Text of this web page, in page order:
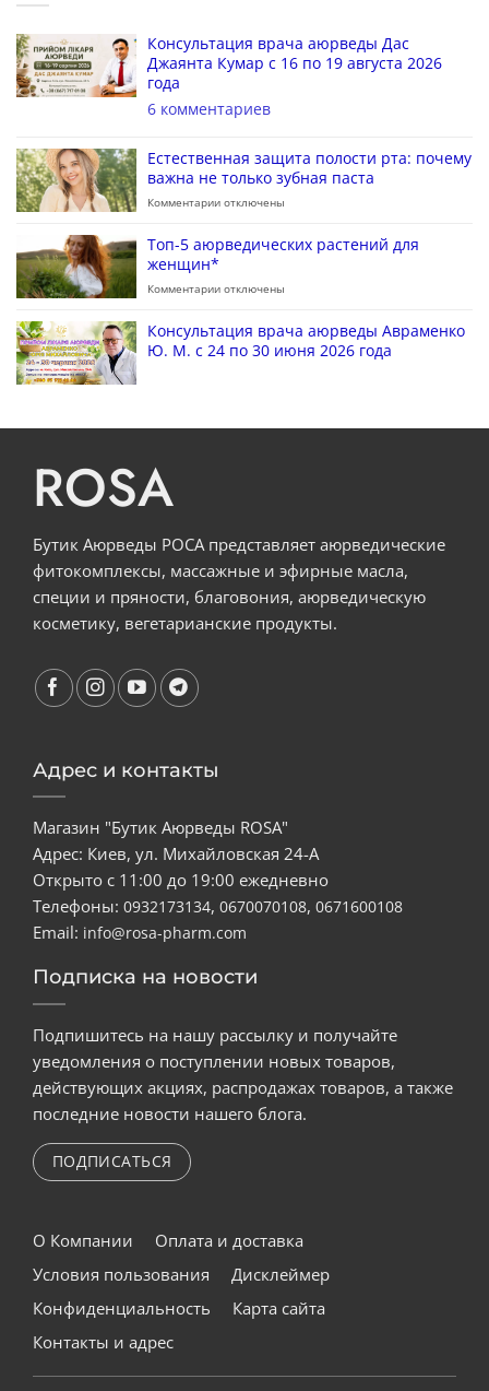
Консультация врача аюрведы Дас
Джаянта Кумар с 16 по 19 августа 2026
года
6 комментариев
Естественная защита полости рта: почему
важна не только зубная паста
Комментарии отключены
Топ-5 аюрведических растений для
женщин*
Комментарии отключены
Консультация врача аюрведы Авраменко
Ю. М. с 24 по 30 июня 2026 года
ROSA
Бутик Аюрведы РОСА представляет аюрведические
фитокомплексы, массажные и эфирные масла,
специи и пряности, благовония, аюрведическую
косметику, вегетарианские продукты.
Адрес и контакты
Магазин "Бутик Аюрведы ROSA"
Адрес: Киев, ул. Михайловская 24-А
Открыто с 11:00 до 19:00 ежедневно
Телефоны: 0932173134, 0670070108, 0671600108
Email: info@rosa-pharm.com
Подписка на новости
Подпишитесь на нашу рассылку и получайте
уведомления о поступлении новых товаров,
действующих акциях, распродажах товаров, а также
последние новости нашего блога.
ПОДПИСАТЬСЯ
О Компании
Оплата и доставка
Условия пользования
Дисклеймер
Конфиденциальность
Карта сайта
Контакты и адрес